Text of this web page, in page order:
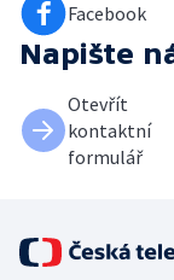
Facebook
Napište
Otevřít
kontaktní
formulář